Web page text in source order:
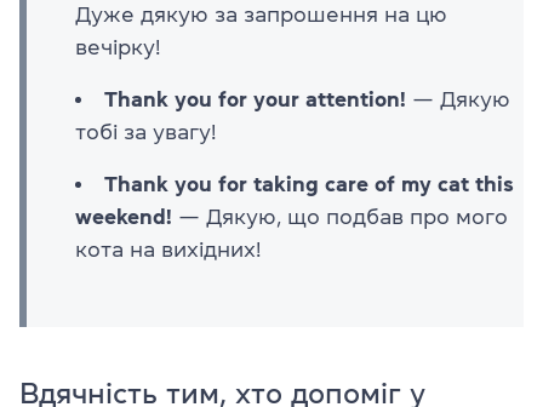
Дуже дякую за запрошення на цю
вечірку!
Thank you for your attention! — Дякую
тобі за увагу!
Thank you for taking care of my cat this
weekend! — Дякую, що подбав про мого
кота на вихідних!
Вдячність тим, хто допоміг у